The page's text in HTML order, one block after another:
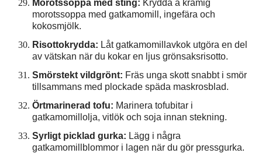
Morotssoppa med sting: Krydda a krämig
morotssoppa med gatkamomill, ingefära och
kokosmjölk.
Risottokrydda: Låt gatkamomillavkok utgöra en del
av vätskan när du kokar en ljus grönsaksrisotto.
Smörstekt vildgrönt: Fräs unga skott snabbt i smör
tillsammans med plockade späda maskrosblad.
Örtmarinerad tofu: Marinera tofubitar i
gatkamomillolja, vitlök och soja innan stekning.
Syrligt picklad gurka: Lägg i några
gatkamomillblommor i lagen när du gör pressgurka.